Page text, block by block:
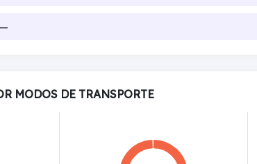
—
MODOS DE TRANSPORTE